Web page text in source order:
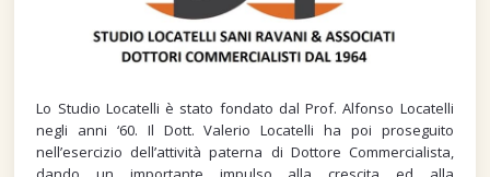
Lo Studio Locatelli è stato fondato dal Prof. Alfonso Locatelli
negli anni ‘60. Il Dott. Valerio Locatelli ha poi proseguito
nell’esercizio dell’attività paterna di Dottore Commercialista,